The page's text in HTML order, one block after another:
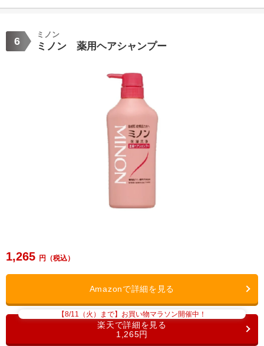
6
ミノン
ミノン 薬用ヘアシャンプー
1,265
【8/11（火）まで】お買い物マラソン開催中！
1,265円